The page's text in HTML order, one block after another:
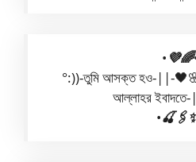
• 💜🌈
°:))-তুমি আসক্ত হও-||-
আল্লাহর
•